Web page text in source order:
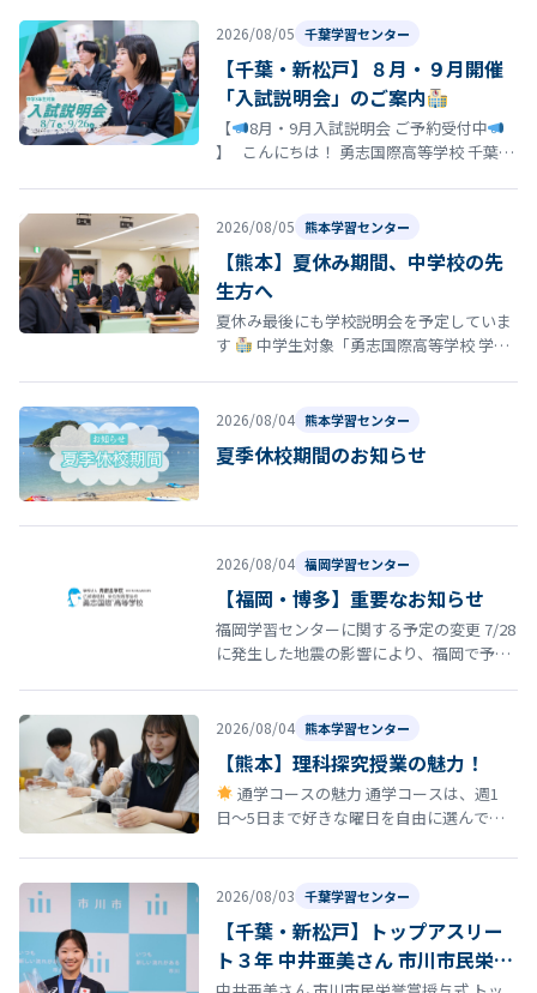
2026/08/05 千葉学習センター
【千葉・新松戸】８月・９月開催
「入試説明会」のご案内
【
8月・9月入試説明会 ご予約受付中
】 こんにちは！ 勇志国際高等学校 千葉学
2026/08/05 熊本学習センター
【熊本】夏休み期間、中学校の先
生方へ
夏休み最後にも学校説明会を予定していま
す
中学生対象「勇志国際高等学校 学校
2026/08/04 熊本学習センター
夏季休校期間のお知らせ
2026/08/04 福岡学習センター
【福岡・博多】重要なお知らせ
福岡学習センターに関する予定の変更 7/28
に発生した地震の影響により、福岡で予定
2026/08/04 熊本学習センター
【熊本】理科探究授業の魅力！
通学コースの魅力 通学コースは、週1
日〜5日まで好きな曜日を自由に選んで登
も、途中で曜日を変更しても学費は…
2026/08/03 千葉学習センター
【千葉・新松戸】トップアスリー
ト３年 中井亜美さん 市川市民栄誉